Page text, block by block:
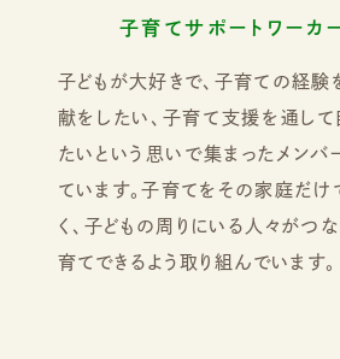
子育てサポートワーカ
子どもが大好きで、子育ての経験
献をしたい、子育て支援を通して
たいという思いで集まったメンバ
ています。子育てをその家庭だけ
く、子どもの周りにいる人々がつ
育てできるよう取り組んでいます。